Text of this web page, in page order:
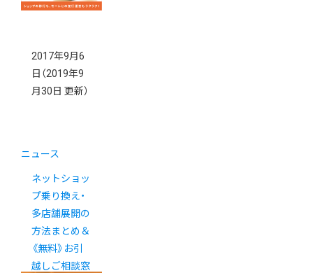
2017年9月6
日 （2019年9
月30日 更新）
ニュース
ネットショッ
プ乗り換え・
多店舗展開の
方法まとめ＆
《無料》お引
越しご相談窓